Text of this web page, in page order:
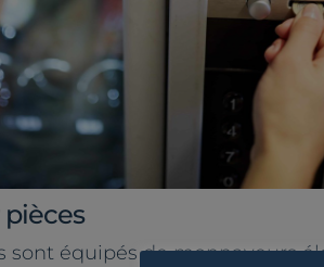
sont équipés de monnayeurs